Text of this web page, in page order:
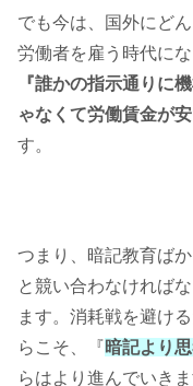
でも今は、国外にど
労働者を雇う時代に
『誰かの指示通りに
ゃなくて労働賃金が
す。
つまり、暗記教育ば
と競い合わなければ
ます。消耗戦を避け
らこそ、『暗記より
らはより進んでいきま